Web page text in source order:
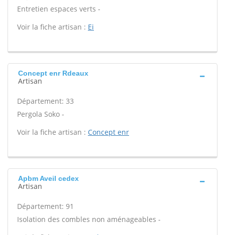
Entretien espaces verts -
Voir la fiche artisan : Ei
Concept enr Rdeaux
Artisan
Département: 33
Pergola Soko -
Voir la fiche artisan : Concept enr
Apbm Aveil cedex
Artisan
Département: 91
Isolation des combles non aménageables -